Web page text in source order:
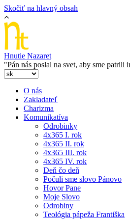
Skočiť na hlavný obsah
Hnutie Nazaret
"Pán nás poslal na svet, aby sme patrili
O nás
Zakladateľ
Charizma
Komunikatíva
Odrobinky
4x365 I. rok
4x365 II. rok
4x365 III. rok
4x365 IV. rok
Deň čo deň
Počuli sme slovo Pánovo
Hovor Pane
Moje Slovo
Odrobiny
Teológia pápeža Františka